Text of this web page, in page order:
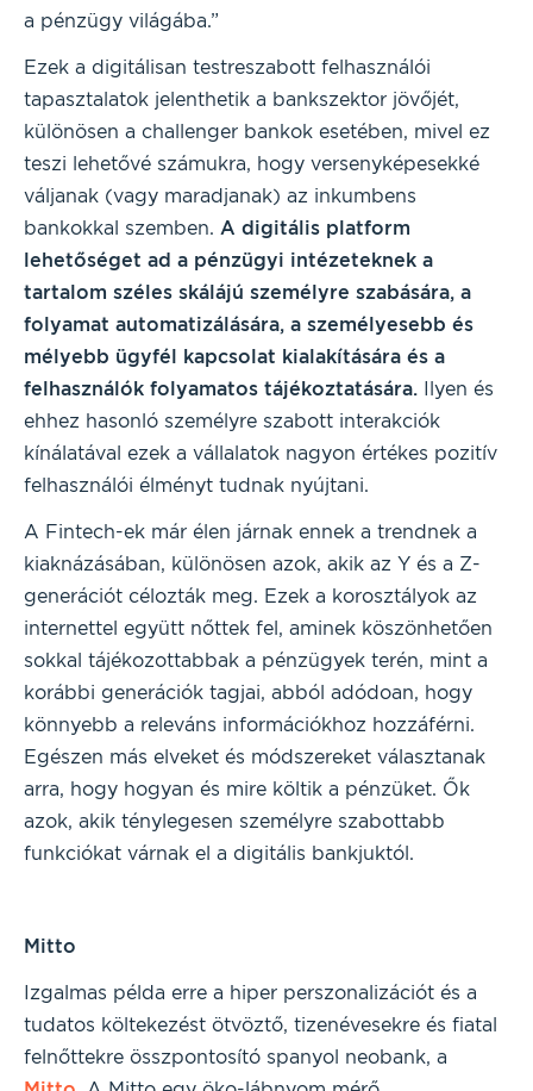
a pénzügy világába.”
Ezek a digitálisan testreszabott felhasználói
tapasztalatok jelenthetik a bankszektor jövőjét,
különösen a challenger bankok esetében, mivel ez
teszi lehetővé számukra, hogy versenyképesekké
váljanak (vagy maradjanak) az inkumbens
bankokkal szemben. A digitális platform
lehetőséget ad a pénzügyi intézeteknek a
tartalom széles skálájú személyre szabására, a
folyamat automatizálására, a személyesebb és
mélyebb ügyfél kapcsolat kialakítására és a
felhasználók folyamatos tájékoztatására. Ilyen és
ehhez hasonló személyre szabott interakciók
kínálatával ezek a vállalatok nagyon értékes pozitív
felhasználói élményt tudnak nyújtani.
A Fintech-ek már élen járnak ennek a trendnek a
kiaknázásában, különösen azok, akik az Y és a Z-
generációt célozták meg. Ezek a korosztályok az
internettel együtt nőttek fel, aminek köszönhetően
sokkal tájékozottabbak a pénzügyek terén, mint a
korábbi generációk tagjai, abból adódoan, hogy
könnyebb a releváns információkhoz hozzáférni.
Egészen más elveket és módszereket választanak
arra, hogy hogyan és mire költik a pénzüket. Ők
azok, akik ténylegesen személyre szabottabb
funkciókat várnak el a digitális bankjuktól.
Mitto
Izgalmas példa erre a hiper perszonalizációt és a
tudatos költekezést ötvöztő, tizenévesekre és fiatal
felnőttekre összpontosító spanyol neobank, a